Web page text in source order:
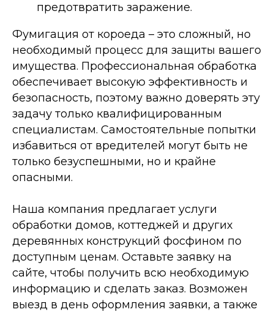
предотвратить заражение.
Фумигация от короеда – это сложный, но
необходимый процесс для защиты вашего
имущества. Профессиональная обработка
обеспечивает высокую эффективность и
безопасность, поэтому важно доверять эту
задачу только квалифицированным
специалистам. Самостоятельные попытки
избавиться от вредителей могут быть не
только безуспешными, но и крайне
опасными.
Наша компания предлагает услуги
обработки домов, коттеджей и других
деревянных конструкций фосфином по
доступным ценам. Оставьте заявку на
сайте, чтобы получить всю необходимую
информацию и сделать заказ. Возможен
выезд в день оформления заявки, а также